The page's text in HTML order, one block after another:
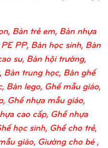
Bàn trẻ em, Bàn nhựa
PP, Bàn học sinh, Bàn
su, Bàn hội trường,
Bàn trung học, Bàn ghế
Bàn lego, Ghế mẫu giáo,
Ghế nhựa mẫu giáo,
cao cấp, Ghế nhựa
học sinh, Ghế cho trẻ,
giáo, Giường cho bé ,